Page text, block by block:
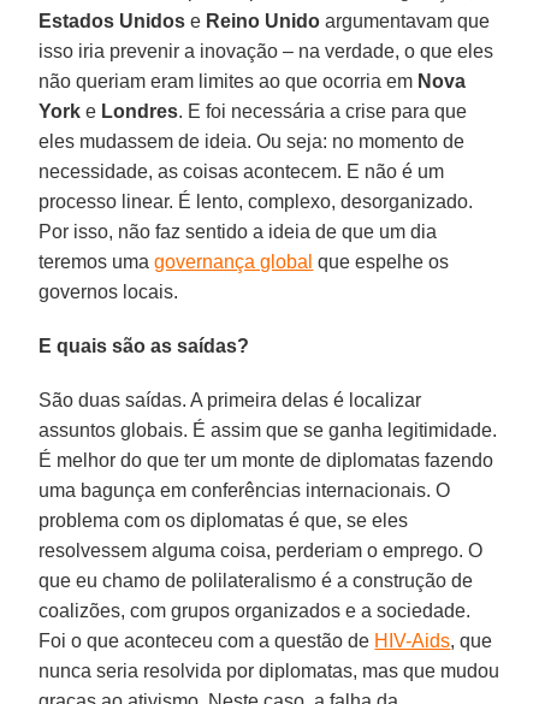
Estados Unidos e Reino Unido argumentavam que
isso iria prevenir a inovação – na verdade, o que eles
não queriam eram limites ao que ocorria em Nova
York e Londres. E foi necessária a crise para que
eles mudassem de ideia. Ou seja: no momento de
necessidade, as coisas acontecem. E não é um
processo linear. É lento, complexo, desorganizado.
Por isso, não faz sentido a ideia de que um dia
teremos umagovernança global que espelhe os
governos locais.
E quais são as saídas?
São duas saídas. A primeira delas é localizar
assuntos globais. É assim que se ganha legitimidade.
É melhor do que ter um monte de diplomatas fazendo
uma bagunça em conferências internacionais. O
problema com os diplomatas é que, se eles
resolvessem alguma coisa, perderiam o emprego. O
que eu chamo de polilateralismo é a construção de
coalizões, com grupos organizados e a sociedade.
Foi o que aconteceu com a questão de HIV-Aids, que
nunca seria resolvida por diplomatas, mas que mudou